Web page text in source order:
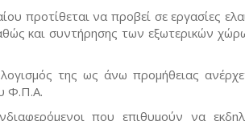
προτίθεται να προβεί σε εργασίες
και συντήρησης των εξωτερικών
της ως άνω προμήθειας
Φ.Π.Α.
που επιθυμούν να